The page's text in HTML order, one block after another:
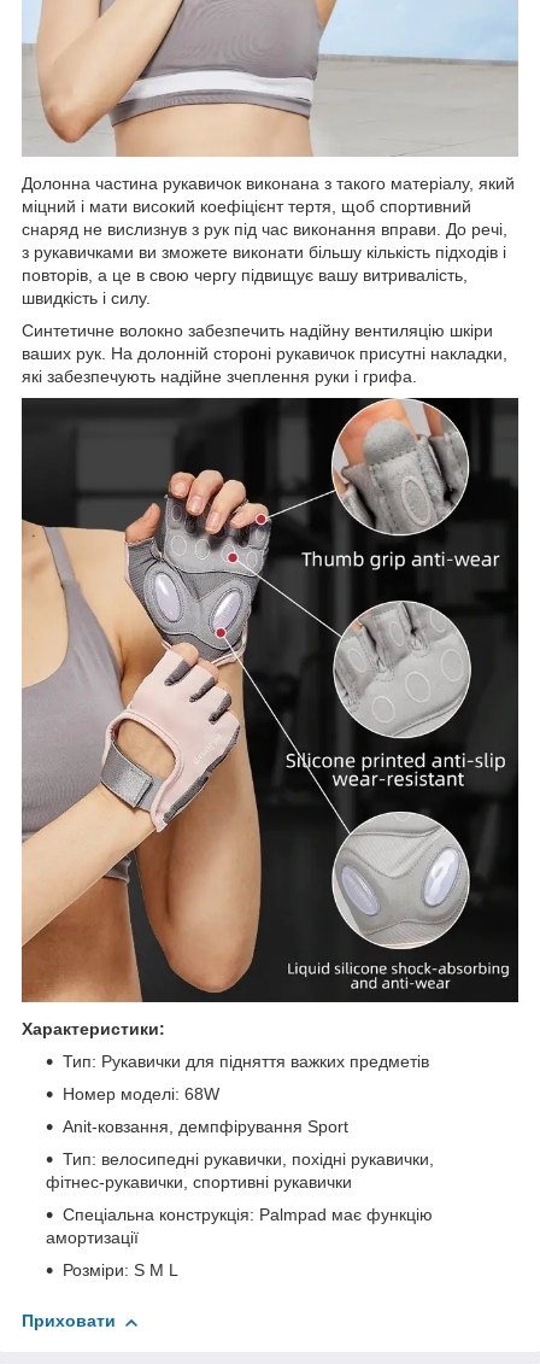
Долонна частина рукавичок виконана з такого матеріалу, який
міцний і мати високий коефіцієнт тертя, щоб спортивний
снаряд не вислизнув з рук під час виконання вправи. До речі,
з рукавичками ви зможете виконати більшу кількість підходів і
повторів, а це в свою чергу підвищує вашу витривалість,
швидкість і силу.
Синтетичне волокно забезпечить надійну вентиляцію шкіри
ваших рук. На долонній стороні рукавичок присутні накладки,
які забезпечують надійне зчеплення руки і грифа.
Характеристики:
Тип: Рукавички для підняття важких предметів
Номер моделі: 68W
Anit-ковзання, демпфірування Sport
Тип: велосипедні рукавички, похідні рукавички,
фітнес-рукавички, спортивні рукавички
Спеціальна конструкція: Palmpad має функцію
амортизації
Розміри: S M L
Приховати